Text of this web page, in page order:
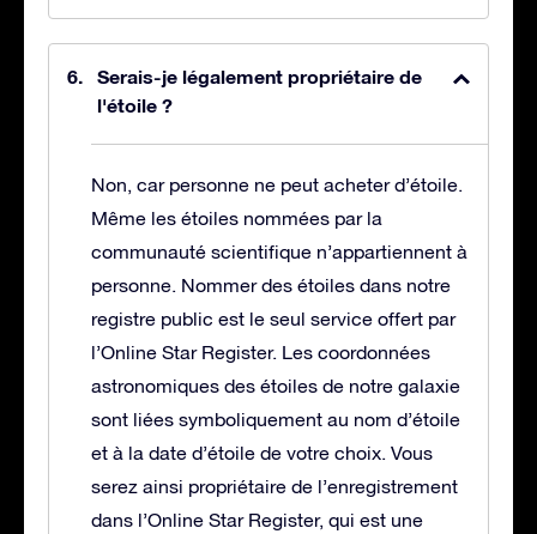
Serais-je légalement propriétaire de
l'étoile ?
Non, car personne ne peut acheter d’étoile.
Même les étoiles nommées par la
communauté scientifique n’appartiennent à
personne. Nommer des étoiles dans notre
registre public est le seul service offert par
l’Online Star Register. Les coordonnées
astronomiques des étoiles de notre galaxie
sont liées symboliquement au nom d’étoile
et à la date d’étoile de votre choix. Vous
serez ainsi propriétaire de l’enregistrement
dans l’Online Star Register, qui est une